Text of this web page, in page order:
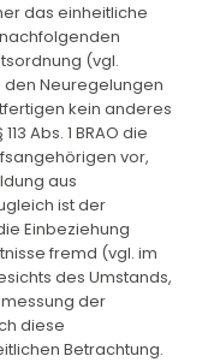
das einheitliche
(vgl.
den Neuregelungen
kein anderes
Abs. 1 BRAO die
vor,
aus
ist der
Einbeziehung
fremd (vgl. im
des Umstands,
der
diese
Betrachtung.